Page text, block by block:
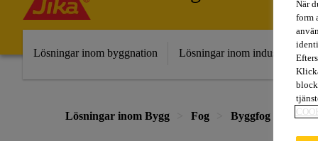
Lösningar inom byggnation Lösningar inom industri
Lösningar inom Bygg Fog Byggfog och
När
form